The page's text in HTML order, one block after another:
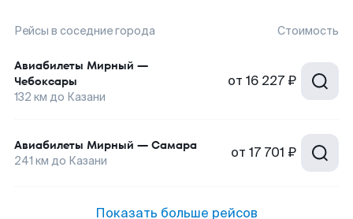
Рейсы в соседние города Стоимость
Авиабилеты Мирный —
Чебоксары
132 км до Казани
от 16 227 ₽
Авиабилеты Мирный — Самара
241 км до Казани от 17 701 ₽
Показать больше рейсов